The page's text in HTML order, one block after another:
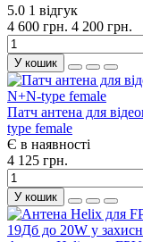
5.0 1 відгук
4 600 грн. 4 200 грн.
У кошик
Патч антена для
type female
Є в наявності
4 125 грн.
У кошик